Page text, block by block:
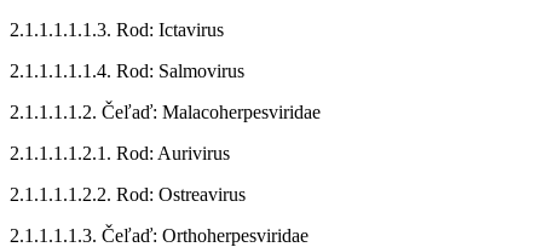
2.1.1.1.1.1.3. Rod: Ictavirus
2.1.1.1.1.1.4. Rod: Salmovirus
2.1.1.1.1.2. Čeľaď: Malacoherpesviridae
2.1.1.1.1.2.1. Rod: Aurivirus
2.1.1.1.1.2.2. Rod: Ostreavirus
2.1.1.1.1.3. Čeľaď: Orthoherpesviridae